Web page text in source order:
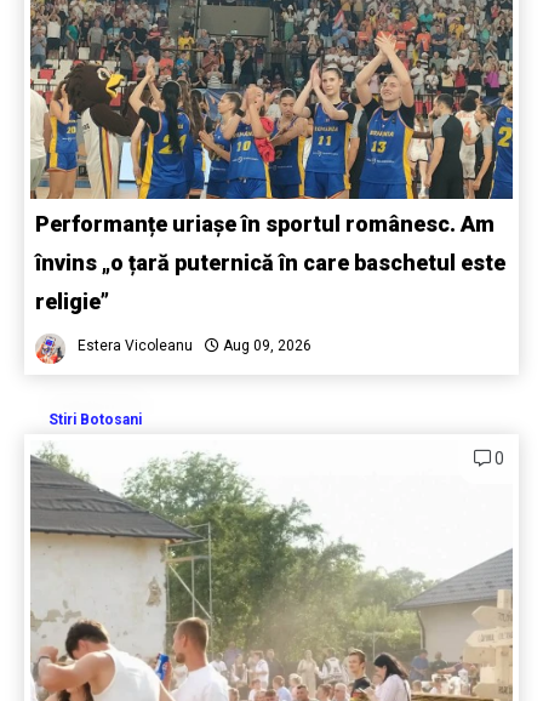
Performanțe uriașe în sportul românesc. Am
învins „o țară puternică în care baschetul este
religie”
Estera Vicoleanu Aug 09, 2026
Stiri Botosani
0